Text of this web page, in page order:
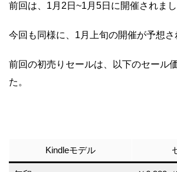
前回は、1月2日~1月5日に開催されまし
今回も同様に、1月上旬の開催が予想さ
前回の初売りセールは、以下のセール
た。
Kindleモデル